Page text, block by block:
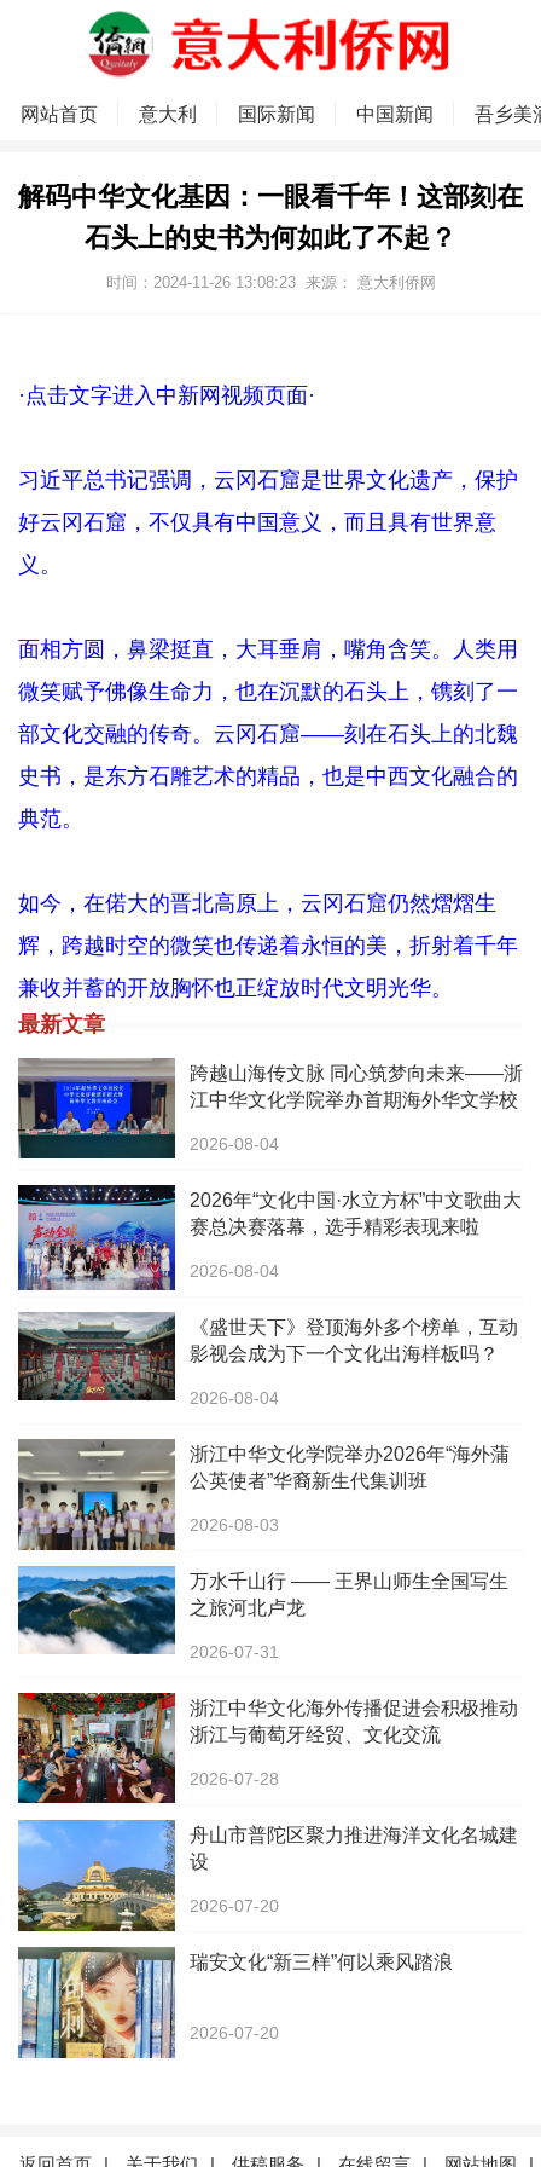
网站首页 意大利 国际新闻 中国新闻 吾乡美
解码中华文化基因：一眼看千年！这部刻在
石头上的史书为何如此了不起？
时间：2024-11-26 13:08:23 来源： 意大利侨网
·点击文字进入中新网视频页面·
习近平总书记强调，云冈石窟是世界文化遗产，保护
好云冈石窟，不仅具有中国意义，而且具有世界意
义。
面相方圆，鼻梁挺直，大耳垂肩，嘴角含笑。人类用
微笑赋予佛像生命力，也在沉默的石头上，镌刻了一
部文化交融的传奇。云冈石窟——刻在石头上的北魏
史书，是东方石雕艺术的精品，也是中西文化融合的
典范。
如今，在偌大的晋北高原上，云冈石窟仍然熠熠生
辉，跨越时空的微笑也传递着永恒的美，折射着千年
兼收并蓄的开放胸怀也正绽放时代文明光华。
最新文章
跨越山海传文脉 同心筑梦向未来——浙
江中华文化学院举办首期海外华文学校
2026-08-04
2026年“文化中国·水立方杯”中文歌曲大
赛总决赛落幕，选手精彩表现来啦
2026-08-04
《盛世天下》登顶海外多个榜单，互动
影视会成为下一个文化出海样板吗？
2026-08-04
浙江中华文化学院举办2026年“海外蒲
公英使者”华裔新生代集训班
2026-08-03
万水千山行 —— 王界山师生全国写生
之旅河北卢龙
2026-07-31
浙江中华文化海外传播促进会积极推动
浙江与葡萄牙经贸、文化交流
2026-07-28
舟山市普陀区聚力推进海洋文化名城建
设
2026-07-20
瑞安文化“新三样”何以乘风踏浪
2026-07-20